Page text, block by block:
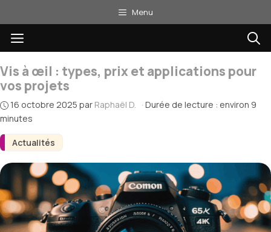
au
contenu
Menu
Menu
Actualités
Vis à œil : types, prix et applications pour
vos projets
16 octobre 2025 par Raphaël D. · Durée de lecture : environ 9
minutes